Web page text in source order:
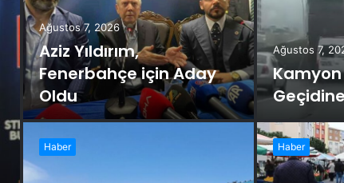
Ağustos 7, 2026
Aziz Yıldırım,
Fenerbahçe için Aday
Oldu
Ağustos 7,
Haber Haber